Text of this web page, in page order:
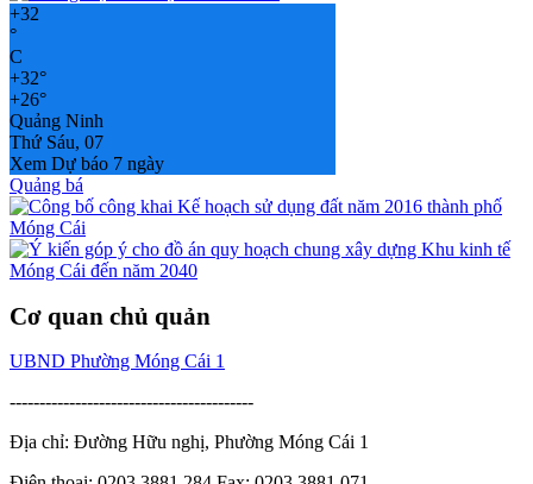
+32
°
C
+32°
+26°
Quảng Ninh
Thứ Sáu, 07
Xem Dự báo 7 ngày
Quảng bá
Cơ quan chủ quản
UBND Phường Móng Cái 1
-----------------------------------------
Địa chỉ: Đường Hữu nghị, Phường Móng Cái 1